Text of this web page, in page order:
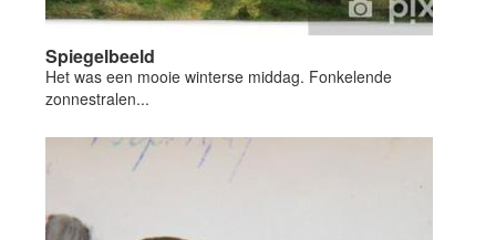
Spiegelbeeld
Het was een mooie winterse middag. Fonkelende
zonnestralen...